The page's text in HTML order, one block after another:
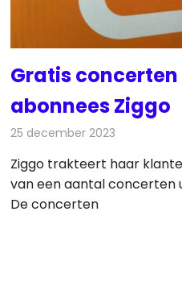
Gratis
abonnees Ziggo
25 december 2023
Ziggo trakteert haar
van een aantal concerten
De concerten